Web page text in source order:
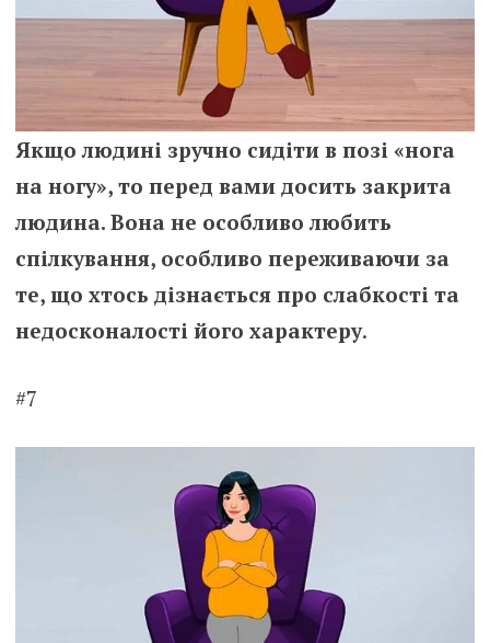
Якщо людині зручно сидіти в позі «нога
на ногу», то перед вами досить закрита
людина. Вона не особливо любить
спілкування, особливо переживаючи за
те, що хтось дізнається про слабкості та
недосконалості його характеру.
#7